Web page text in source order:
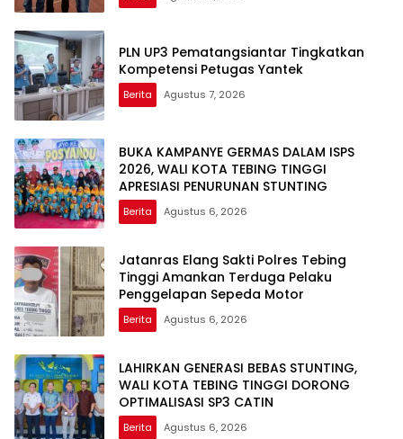
PLN UP3 Pematangsiantar Tingkatkan
Kompetensi Petugas Yantek
Berita Agustus 7, 2026
BUKA KAMPANYE GERMAS DALAM ISPS
2026, WALI KOTA TEBING TINGGI
APRESIASI PENURUNAN STUNTING
Berita Agustus 6, 2026
Jatanras Elang Sakti Polres Tebing
Tinggi Amankan Terduga Pelaku
Penggelapan Sepeda Motor
Berita Agustus 6, 2026
LAHIRKAN GENERASI BEBAS STUNTING,
WALI KOTA TEBING TINGGI DORONG
OPTIMALISASI SP3 CATIN
Berita Agustus 6, 2026